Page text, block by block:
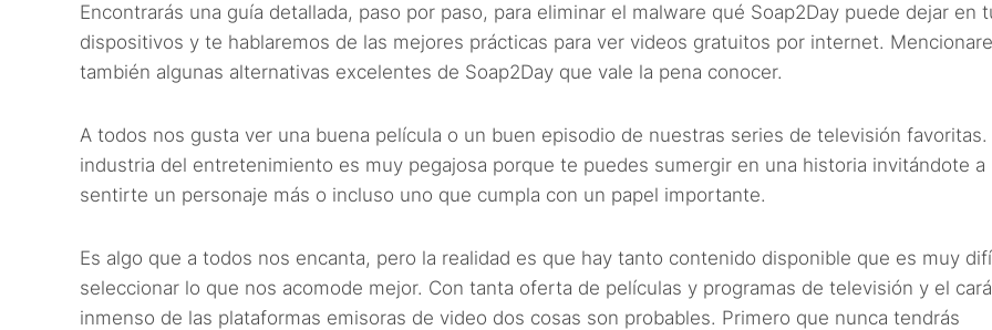
Encontrarás una guía detallada, paso por paso, para eliminar el malware qué Soap2Day puede dejar en
dispositivos y te hablaremos de las mejores prácticas para ver videos gratuitos por internet.
también algunas alternativas excelentes de Soap2Day que vale la pena conocer.
A todos nos gusta ver una buena película o un buen episodio de nuestras series de televisión favoritas.
industria del entretenimiento es muy pegajosa porque te puedes sumergir en una historia invitándote a
sentirte un personaje más o incluso uno que cumpla con un papel importante.
Es algo que a todos nos encanta, pero la realidad es que hay tanto contenido disponible que es muy
seleccionar lo que nos acomode mejor. Con tanta oferta de películas y programas de televisión y el
inmenso de las plataformas emisoras de video dos cosas son probables. Primero que nunca tendrás